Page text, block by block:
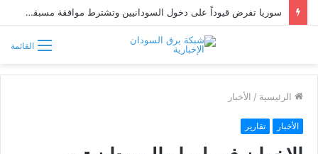
سوريا تفرض قيوداً على دخول السودانيين وتشترط موافقة مسبقة أو دعوة رسمية
القائمة
الرئيسية / الأخبار
الأخبار تقارير